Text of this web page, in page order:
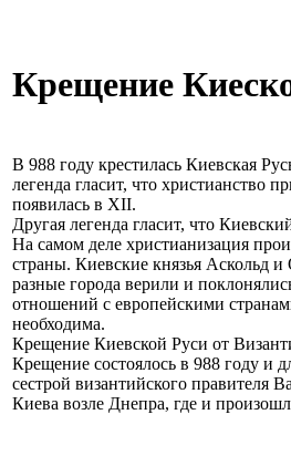
Крещение
В 988 году крестилась Киевская
легенда гласит, что христианство
появилась в XII.
Другая легенда гласит, что
На самом деле христианизация
страны. Киевские князья Аскольд
разные города верили и
отношений с европейскими
необходима.
Крещение Киевской Руси от
Крещение состоялось в 988 году и
сестрой византийского правителя
Киева возле Днепра, где и